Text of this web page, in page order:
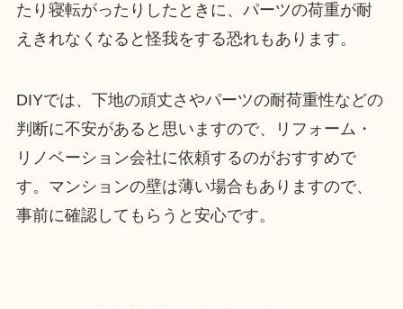
たり寝転がったりしたときに、パーツの荷重が耐
えきれなくなると怪我をする恐れもあります。
DIYでは、下地の頑丈さやパーツの耐荷重性などの
判断に不安があると思いますので、リフォーム・
リノベーション会社に依頼するのがおすすめで
す。マンションの壁は薄い場合もありますので、
事前に確認してもらうと安心です。